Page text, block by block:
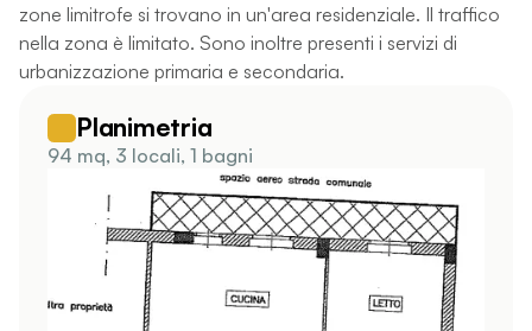
zone limitrofe si trovano in un'area residenziale. Il traffico
nella zona è limitato. Sono inoltre presenti i servizi di
urbanizzazione primaria e secondaria.
Planimetria
94 mq, 3 locali, 1 bagni